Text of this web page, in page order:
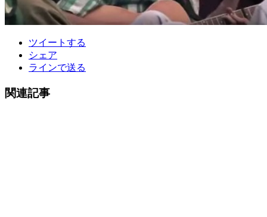
ツイートする
シェア
ラインで送る
関連記事